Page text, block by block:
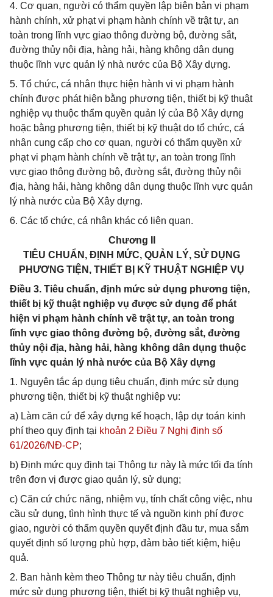
4. Cơ quan, người có thẩm quyền lập biên bản vi phạm
hành chính, xử phạt vi phạm hành chính về trật tự, an
toàn trong lĩnh vực giao thông đường bộ, đường sắt,
đường thủy nội địa, hàng hải, hàng không dân dụng
thuộc lĩnh vực quản lý nhà nước của Bộ Xây dựng.
5. Tổ chức, cá nhân thực hiện hành vi vi phạm hành
chính được phát hiện bằng phương tiện, thiết bị kỹ thuật
nghiệp vụ thuộc thẩm quyền quản lý của Bộ Xây dựng
hoặc bằng phương tiện, thiết bị kỹ thuật do tổ chức, cá
nhân cung cấp cho cơ quan, người có thẩm quyền xử
phạt vi phạm hành chính về trật tự, an toàn trong lĩnh
vực giao thông đường bộ, đường sắt, đường thủy nội
địa, hàng hải, hàng không dân dụng thuộc lĩnh vực quản
lý nhà nước của Bộ Xây dựng.
6. Các tổ chức, cá nhân khác có liên quan.
Chương II
TIÊU CHUẨN, ĐỊNH MỨC, QUẢN LÝ, SỬ DỤNG
PHƯƠNG TIỆN, THIẾT BỊ KỸ THUẬT NGHIỆP VỤ
Điều 3. Tiêu chuẩn, định mức sử dụng phương tiện,
thiết bị kỹ thuật nghiệp vụ được sử dụng để phát
hiện vi phạm hành chính về trật tự, an toàn trong
lĩnh vực giao thông đường bộ, đường sắt, đường
thủy nội địa, hàng hải, hàng không dân dụng thuộc
lĩnh vực quản lý nhà nước của Bộ Xây dựng
1. Nguyên tắc áp dụng tiêu chuẩn, định mức sử dụng
phương tiện, thiết bị kỹ thuật nghiệp vụ:
a) Làm căn cứ để xây dựng kế hoạch, lập dự toán kinh
phí theo quy định tại khoản 2 Điều 7 Nghị định số
61/2026/NĐ-CP;
b) Định mức quy định tại Thông tư này là mức tối đa tính
trên đơn vị được giao quản lý, sử dụng;
c) Căn cứ chức năng, nhiệm vụ, tính chất công việc, nhu
cầu sử dụng, tình hình thực tế và nguồn kinh phí được
giao, người có thẩm quyền quyết định đầu tư, mua sắm
quyết định số lượng phù hợp, đảm bảo tiết kiệm, hiệu
quả.
2. Ban hành kèm theo Thông tư này tiêu chuẩn, định
mức sử dụng phương tiện, thiết bị kỹ thuật nghiệp vụ,